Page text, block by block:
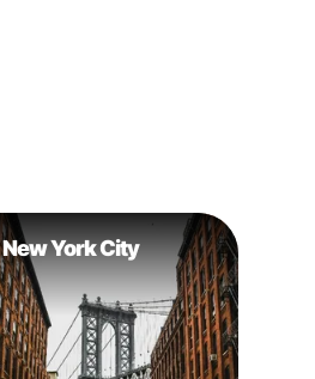
New York City